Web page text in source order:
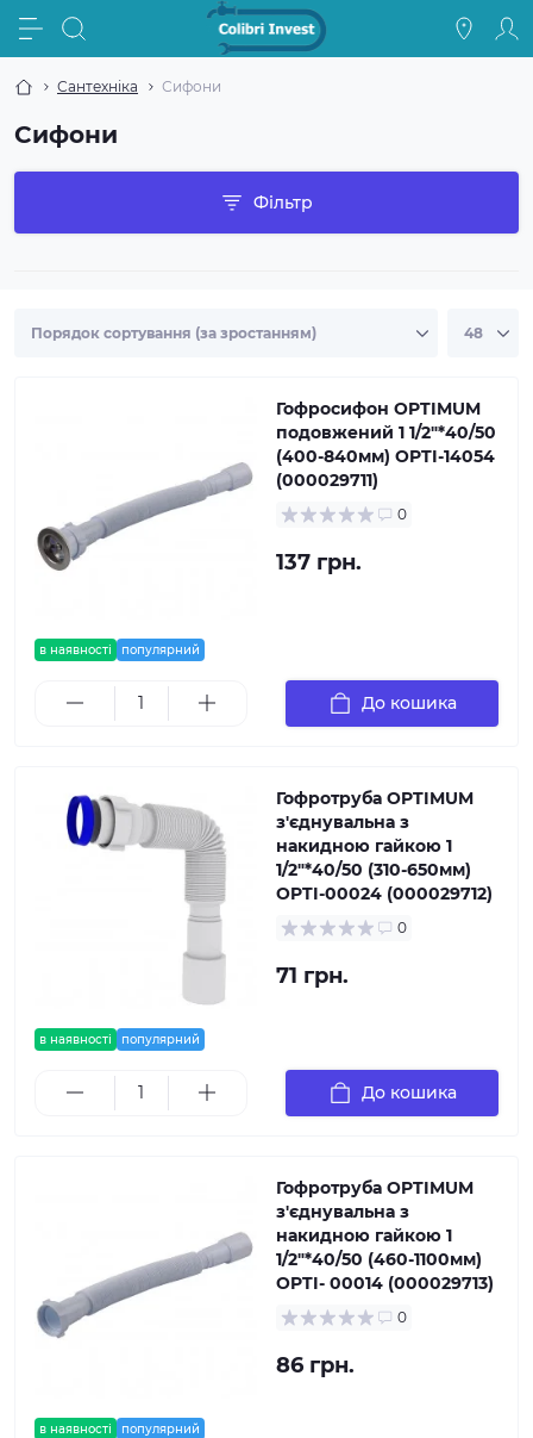
Сантехніка Сифони
Сифони
Фільтр
в наявності популярний
Гофросифон OPTIMUM
подовжений 1 1/2″*40/50
(400-840мм) OPTI-14054
(000029711)
0
137 грн.
До кошика
в наявності популярний
Гофротруба OPTIMUM
з'єднувальна з
накидною гайкою 1
1/2″*40/50 (310-650мм)
OPTI-00024 (000029712)
0
71 грн.
До кошика
в наявності популярний
Гофротруба OPTIMUM
з'єднувальна з
накидною гайкою 1
1/2″*40/50 (460-1100мм)
OPTI- 00014 (000029713)
0
86 грн.